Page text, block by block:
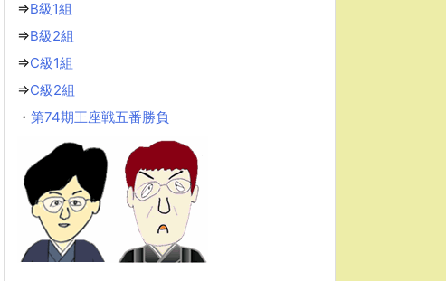
⇒B級1組
⇒B級2組
⇒C級1組
⇒C級2組
・ 第74期王座戦五番勝負